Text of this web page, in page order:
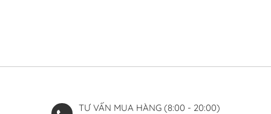
TƯ VẤN MUA HÀNG (8:00 - 20:00)